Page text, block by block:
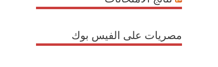
مصريات على الفيس بوك